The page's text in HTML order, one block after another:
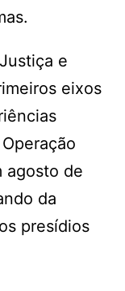
e
eixos
agosto de
da
presídios